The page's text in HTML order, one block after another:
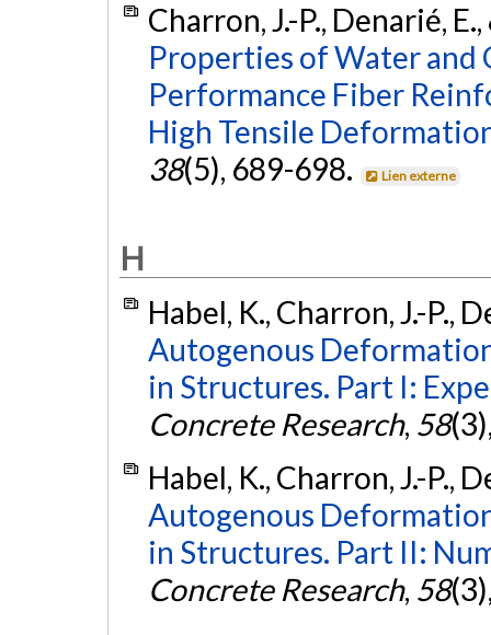
Charron, J.-P., Denarié,
Properties of Water and
Performance Fiber
High Tensile
38(5), 689-698. Lien externe
H
Habel, K., Charron, J.-P.,
Autogenous
in Structures. Part I:
Concrete Research, 58
Habel, K., Charron, J.-P.,
Autogenous
in Structures. Part II:
Concrete Research, 58